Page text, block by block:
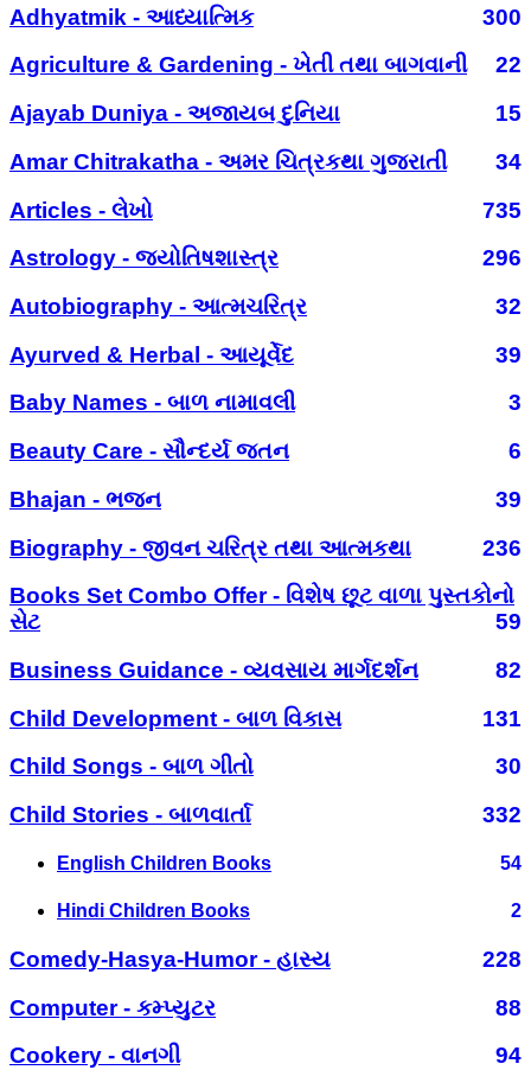
Adhyatmik - આધ્યાત્મિક
300
Agriculture & Gardening - ખેતી તથા બાગવાની
22
Ajayab Duniya - અજાયબ દુનિયા
15
Amar Chitrakatha - અમર ચિત્રકથા ગુજરાતી
34
Articles - લેખો
735
Astrology - જ્યોતિષશાસ્ત્ર
296
Autobiography - આત્મચરિત્ર
32
Ayurved & Herbal - આયૂર્વેદ
39
Baby Names - બાળ નામાવલી
3
Beauty Care - સૌન્દર્ય જતન
6
Bhajan - ભજન
39
Biography - જીવન ચરિત્ર તથા આત્મકથા
236
Books Set Combo Offer - વિશેષ છૂટ વાળા પુસ્તકોનો
સેટ
59
Business Guidance - વ્યવસાય માર્ગદર્શન
82
Child Development - બાળ વિકાસ
131
Child Songs - બાળ ગીતો
30
Child Stories - બાળવાર્તા
332
English Children Books 54
Hindi Children Books 2
Comedy-Hasya-Humor - હાસ્ય
228
Computer - કમ્પ્યુટર
88
Cookery - વાનગી
94